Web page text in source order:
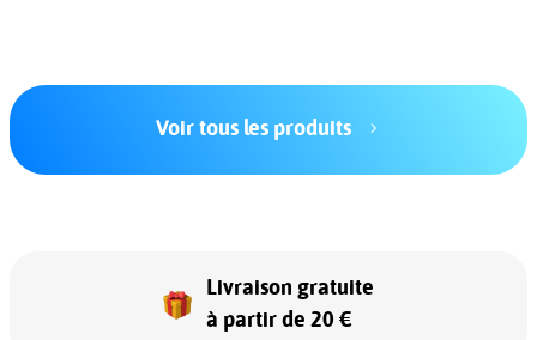
Voir tous les produits
Livraison gratuite
à partir de 20 €